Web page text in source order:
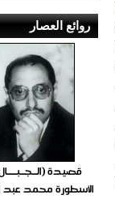
روائع العصار
قصيدة
الأسطورة محمد عبد